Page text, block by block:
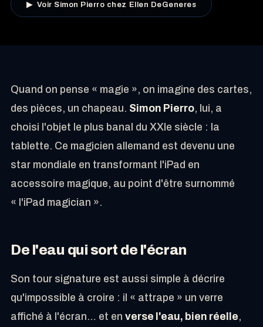
▶ Voir Simon Pierro chez Ellen DeGeneres
Quand on pense « magie », on imagine des cartes,
des pièces, un chapeau. Simon Pierro, lui, a
choisi l'objet le plus banal du XXIe siècle : la
tablette. Ce magicien allemand est devenu une
star mondiale en transformant l'iPad en
accessoire magique, au point d'être surnommé
« l'iPad magician ».
De l'eau qui sort de l'écran
Son tour signature est aussi simple à décrire
qu'impossible à croire : il « attrape » un verre
affiché à l'écran… et en verse l'eau, bien réelle,